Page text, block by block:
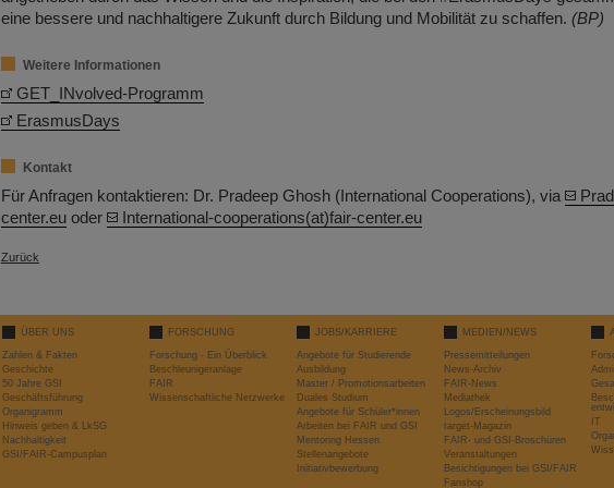
eine bessere und nachhaltigere Zukunft durch Bildung und Mobilität zu schaffen. (BP)
Weitere Informationen
GET_INvolved-Programm
ErasmusDays
Kontakt
Für Anfragen kontaktieren: Dr. Pradeep Ghosh (International Cooperations), via
center.eu oder International-cooperations(at)fair-center.eu
Zurück
ÜBER UNS
Zahlen & Fakten
Geschichte
50 Jahre GSI
Geschäftsführung
Organigramm
Hinweis geben & LkSG
Nachhaltigkeit
GSI/FAIR-Campusplan
FORSCHUNG
Forschung - Ein Überblick
Beschleunigeranlage
FAIR
Wissenschaftliche Netzwerke
JOBS/KARRIERE
Angebote für Studierende
Ausbildung
Master / Promotionsarbeiten
Duales Studium
Angebote für Schüler*innen
Arbeiten bei FAIR und GSI
Mentoring Hessen
Stellenangebote
Initiativbewerbung
MEDIEN/NEWS
Pressemitteilungen
News-Archiv
FAIR-News
Mediathek
Logos/Erscheinungsbild
target-Magazin
FAIR- und GSI-Broschüren
Veranstaltungen
Besichtigungen bei GSI/FAIR
Fanshop
IT